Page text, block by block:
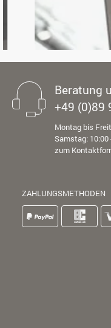
Beratung
+49 (0)89
Montag bis
Samstag: 10:00
zum
ZAHLUNGSMETHODEN